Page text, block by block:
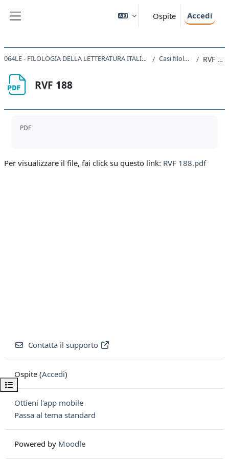
Ospite Accedi
Apri indice del corso
064LE - FILOLOGIA DELLA LETTERATURA ITALIANA 2020 Casi filologici RVF 188
RVF 188
PDF
Per visualizzare il file, fai click su questo link: RVF 188.pdf
Contatta il supporto
Ospite (Accedi)
Ottieni l'app mobile
Passa al tema standard
Powered by Moodle